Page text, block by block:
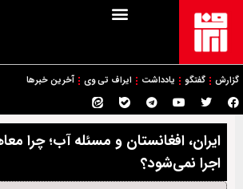
گزارش گفتگو یادداشت ایراف تی وی آخرین خبرها
ایران، افغانستان و مسئله آب؛ چرا
اجرا نمی‌شود؟